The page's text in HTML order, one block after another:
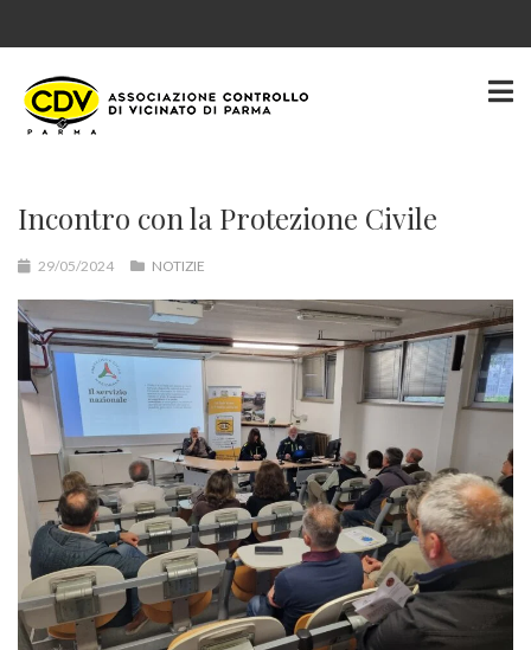
Incontro con la Protezione Civile
29/05/2024 NOTIZIE